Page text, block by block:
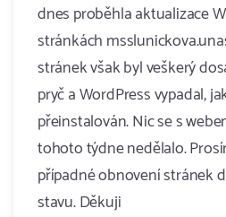
dnes proběhla aktualizace
stránkách
stránek však byl veškerý
pryč a WordPress vypadal,
přeinstalován. Nic se s
tohoto týdne nedělalo.
případné obnovení stránek
stavu. Děkuji